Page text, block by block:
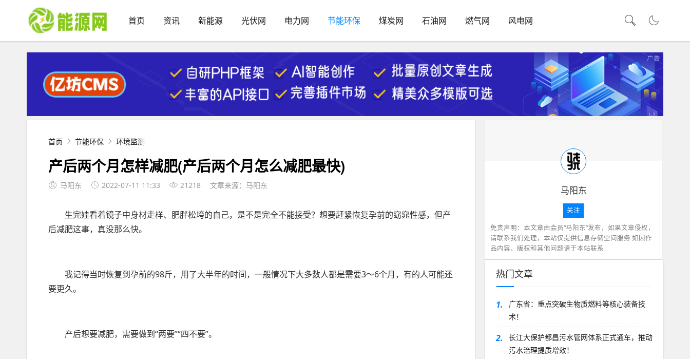
首页 资讯 新能源 光伏网 电力网 节能环保 煤炭网 石油网 燃气网 风电网
首页 节能环保 环境监测
产后两个月怎样减肥(产后两个月怎么减肥最快)
马阳东 2022-07-11 11:33 21218 文章来源：马阳东
生完娃看着镜子中身材走样、肥胖松垮的自己，是不是完全不能接受？想要赶紧恢复孕前的窈窕性感，但产
后减肥这事，真没那么快。
我记得当时恢复到孕前的98斤，用了大半年的时间，一般情况下大多数人都是需要3～6个月，有的人可能还
要更久。
产后想要减肥，需要做到“两要”“四不要”。
马阳东
关注
免责声明：本文章由会员“马阳东”发布，如果文章侵权，
请联系我们处理，本站仅提供信息存储空间服务 如因作
品内容、版权和其他问题请于本站联系
热门文章
1.
广东省：重点突破生物质燃料等核心装备技
术！
2.
长江大保护都昌污水管网体系正式通车，推动
污水治理提质增效！